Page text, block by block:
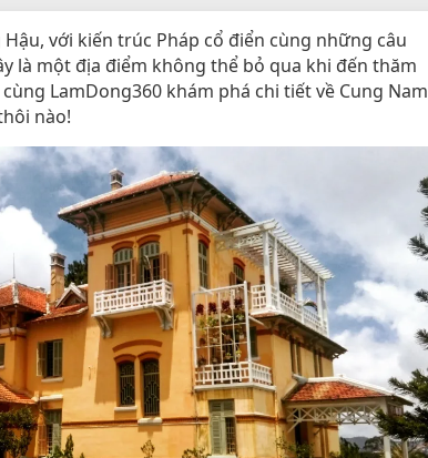
với kiến trúc Pháp cổ điển cùng những câu
là một địa điểm không thể bỏ qua khi đến thăm
LamDong360 khám phá chi tiết về Cung Nam
nào!